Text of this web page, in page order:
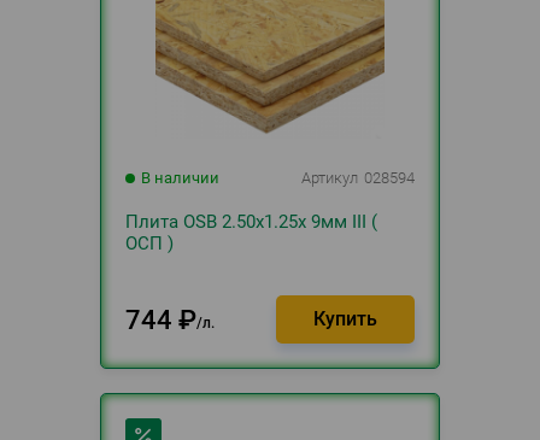
В наличии Артикул 028594
Плита OSB 2.50х1.25х 9мм III (
ОСП )
744 ₽ л.